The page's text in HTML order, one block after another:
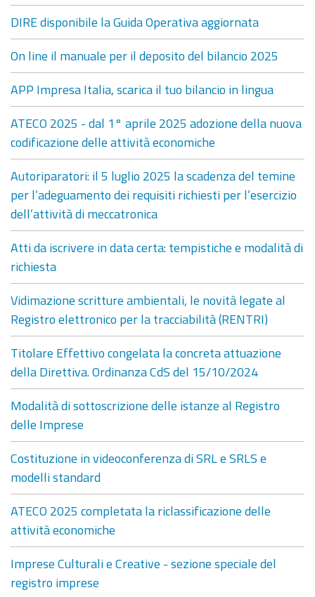
DIRE disponibile la Guida Operativa aggiornata
On line il manuale per il deposito del bilancio 2025
APP Impresa Italia, scarica il tuo bilancio in lingua
ATECO 2025 - dal 1° aprile 2025 adozione della nuova
codificazione delle attività economiche
Autoriparatori: il 5 luglio 2025 la scadenza del temine
per l’adeguamento dei requisiti richiesti per l’esercizio
dell’attività di meccatronica
Atti da iscrivere in data certa: tempistiche e modalità di
richiesta
Vidimazione scritture ambientali, le novità legate al
Registro elettronico per la tracciabilità (RENTRI)
Titolare Effettivo congelata la concreta attuazione
della Direttiva. Ordinanza CdS del 15/10/2024
Modalità di sottoscrizione delle istanze al Registro
delle Imprese
Costituzione in videoconferenza di SRL e SRLS e
modelli standard
ATECO 2025 completata la riclassificazione delle
attività economiche
Imprese Culturali e Creative - sezione speciale del
registro imprese